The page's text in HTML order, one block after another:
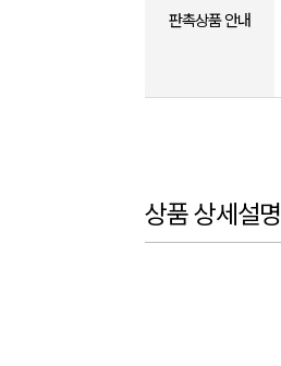
판촉상품 안내
상품 상세설명